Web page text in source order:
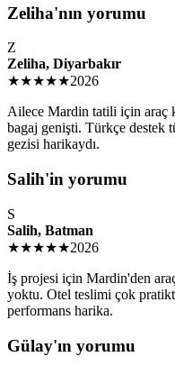
Zeliha'nın yorumu
Z
Zeliha, Diyarbakır
★★★★★2026
Ailece Mardin tatili için araç
bagaj genişti. Türkçe destek
gezisi harikaydı.
Salih'in yorumu
S
Salih, Batman
★★★★★2026
İş projesi için Mardin'den
yoktu. Otel teslimi çok
performans harika.
Gülay'ın yorumu